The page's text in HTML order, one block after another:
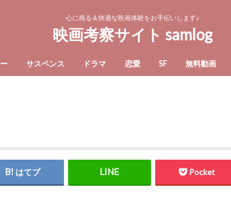
心に残る＆快適な映画体験をお手伝いします♪
映画考察サイト samlog
サスペンス ドラマ 恋愛 SF 無料動画
はてブ Pocket